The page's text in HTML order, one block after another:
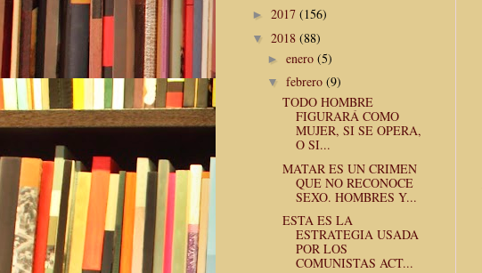
► 2017 (156)
▼ 2018 (88)
► enero (5)
▼ febrero (9)
TODO HOMBRE
FIGURARÁ COMO
MUJER, SI SE OPERA,
O SI...
MATAR ES UN CRIMEN
QUE NO RECONOCE
SEXO. HOMBRES Y...
ESTA ES LA
ESTRATEGIA USADA
POR LOS
COMUNISTAS ACT...